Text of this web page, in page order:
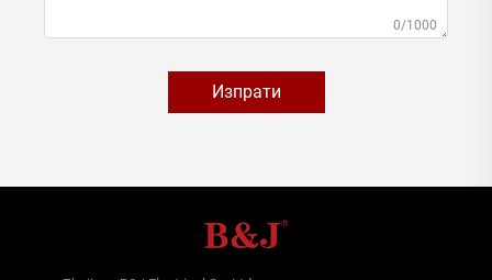
0/1000
Изпрати